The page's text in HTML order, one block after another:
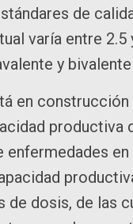
de
varía entre
y
en
productiva
enfermedades
de dosis, de las